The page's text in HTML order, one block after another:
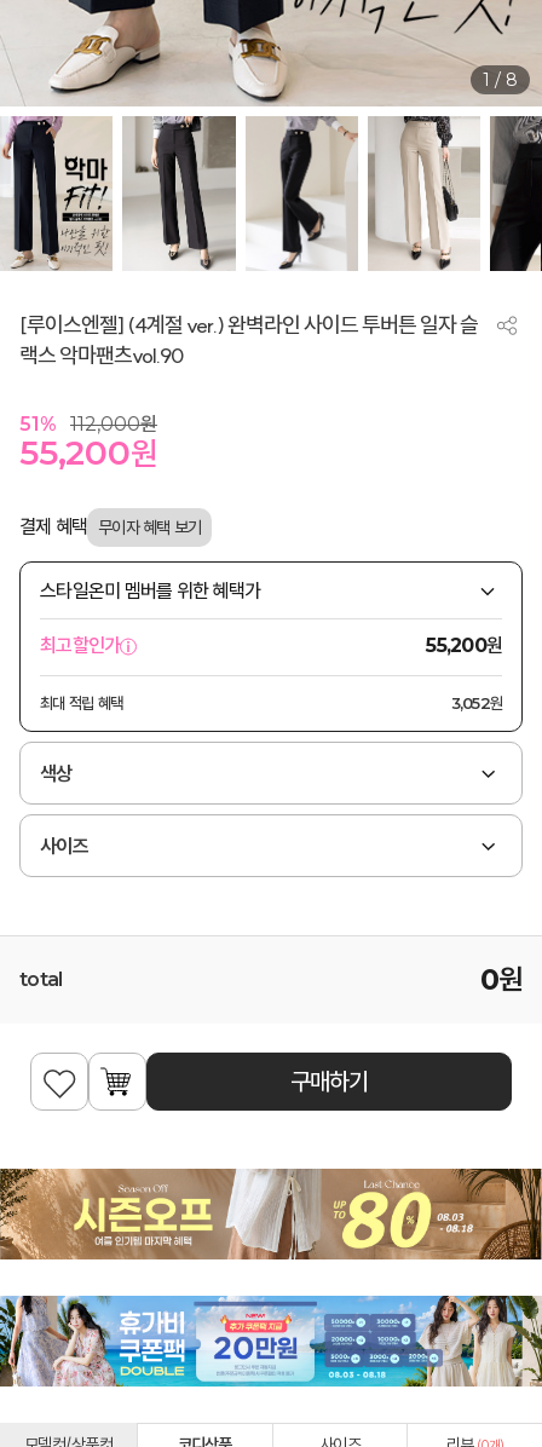
1 / 8
[루이스엔젤] (4계절 ver.) 완벽라인 사이드 투버튼 일자 슬
랙스 악마팬츠vol.90
51 % 112,000원
55,200원
결제 혜택
스타일온미 멤버를 위한 혜택가
최고할인가 55,200원
최대 적립 혜택 3,052원
색상
사이즈
total 0원
구매하기